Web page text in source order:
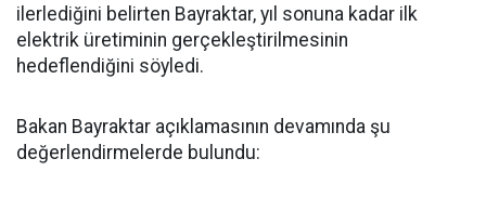
ilerlediğini belirten Bayraktar, yıl sonuna kadar ilk
elektrik üretiminin gerçekleştirilmesinin
hedeflendiğini söyledi.
Bakan Bayraktar açıklamasının devamında şu
değerlendirmelerde bulundu: